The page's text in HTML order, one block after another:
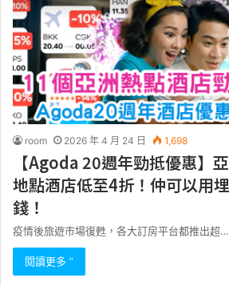
room 2026 年 4 月 24 日 1,698
【Agoda 20週年勁抵優惠】
地點酒店低至4折！仲可以用
錢！
疫情後旅遊市場復甦，各大訂房平台都推出超…
閱讀更多 ”